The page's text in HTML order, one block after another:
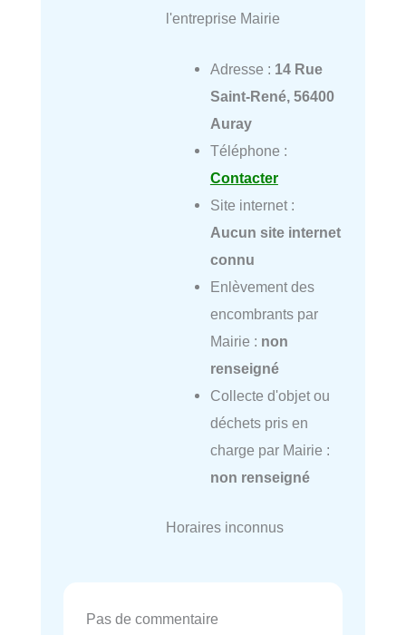
l'entreprise Mairie
Adresse : 14 Rue
Saint-René, 56400
Auray
Téléphone :
Contacter
Site internet :
Aucun site internet
connu
Enlèvement des
encombrants par
Mairie : non
renseigné
Collecte d'objet ou
déchets pris en
charge par Mairie :
non renseigné
Horaires inconnus
Pas de commentaire